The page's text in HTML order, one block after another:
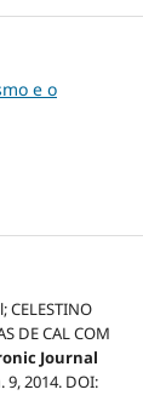
e o
CELESTINO
DE CAL COM
Journal
9, 2014. DOI: